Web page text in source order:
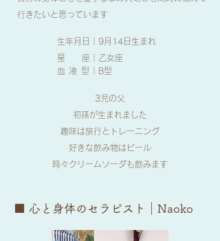
行きたいと思っています
生年月日｜9月14日生まれ
星 座｜乙女座
血 液 型
｜B型
3児の父
初孫が生まれました
趣味は旅行とトレーニング
好きな飲み物はビール
時々クリームソーダも飲みます
■ 心と身体のセラピスト ｜Naoko